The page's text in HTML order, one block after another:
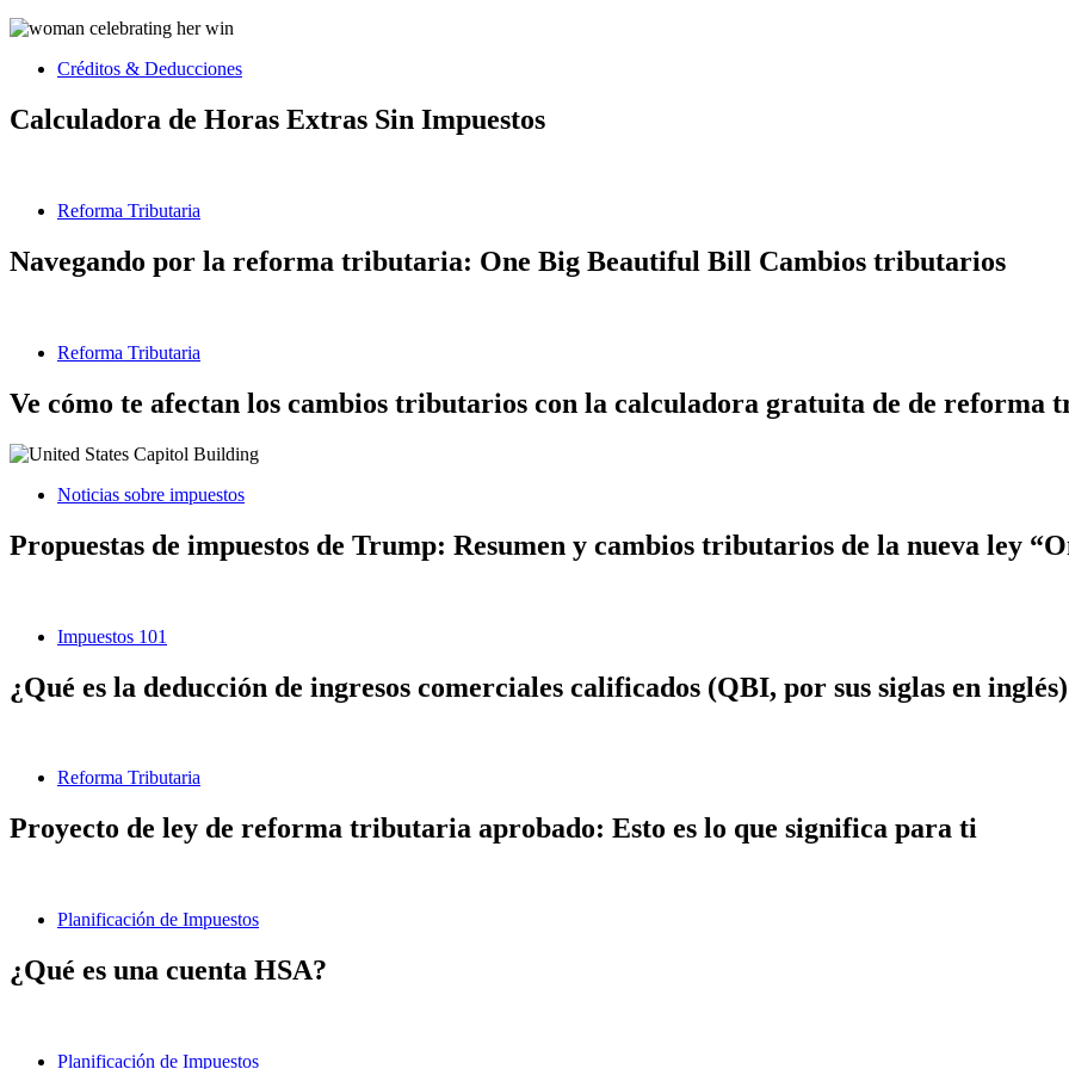
Créditos & Deducciones
Calculadora de Horas Extras Sin Impuestos
Reforma Tributaria
Navegando por la reforma tributaria: One Big Beautiful Bill Cambios tributarios
Reforma Tributaria
Ve cómo te afectan los cambios tributarios con la calculadora gratuita de de reforma
Noticias sobre impuestos
Propuestas de impuestos de Trump: Resumen y cambios tributarios de la nueva ley
Impuestos 101
¿Qué es la deducción de ingresos comerciales calificados (QBI, por sus siglas en
Reforma Tributaria
Proyecto de ley de reforma tributaria aprobado: Esto es lo que significa para ti
Planificación de Impuestos
¿Qué es una cuenta HSA?
Planificación de Impuestos